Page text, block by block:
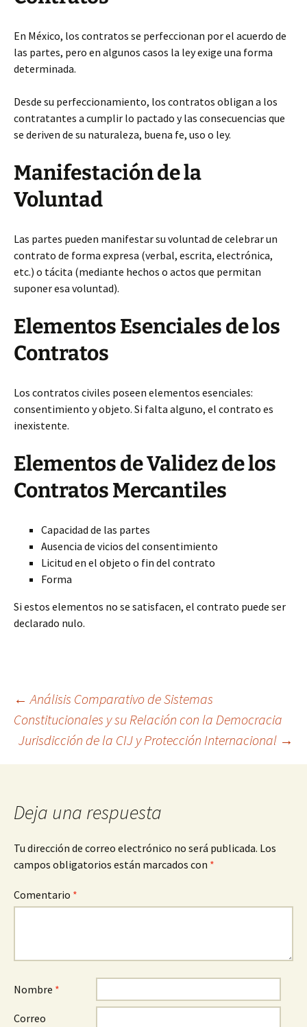
En México, los contratos se perfeccionan por el acuerdo de
las partes, pero en algunos casos la ley exige una forma
determinada.
Desde su perfeccionamiento, los contratos obligan a los
contratantes a cumplir lo pactado y las consecuencias que
se deriven de su naturaleza, buena fe, uso o ley.
Manifestación de la
Voluntad
Las partes pueden manifestar su voluntad de celebrar un
contrato de forma expresa (verbal, escrita, electrónica,
etc.) o tácita (mediante hechos o actos que permitan
suponer esa voluntad).
Elementos Esenciales de los
Contratos
Los contratos civiles poseen elementos esenciales:
consentimiento y objeto. Si falta alguno, el contrato es
inexistente.
Elementos de Validez de los
Contratos Mercantiles
Capacidad de las partes
Ausencia de vicios del consentimiento
Licitud en el objeto o fin del contrato
Forma
Si estos elementos no se satisfacen, el contrato puede ser
declarado nulo.
Navegación
de
← Análisis Comparativo de Sistemas
Constitucionales y su Relación con la Democracia
Jurisdicción de la CIJ y Protección Internacional →
Deja una respuesta
Tu dirección de correo electrónico no será publicada. Los
campos obligatorios están marcados con *
Comentario *
Nombre *
Correo